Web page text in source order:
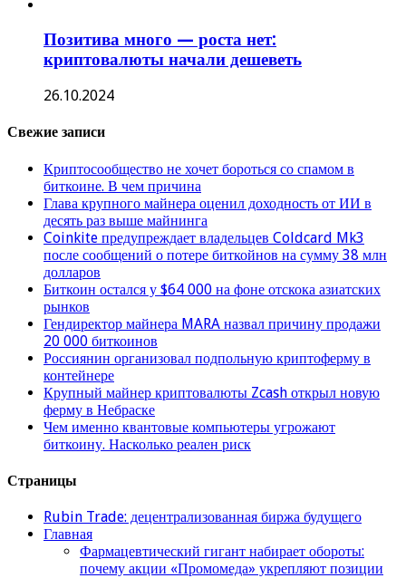
Позитива много — роста нет:
криптовалюты начали дешеветь
26.10.2024
Свежие записи
Криптосообщество не хочет бороться со спамом в
биткоине. В чем причина
Глава крупного майнера оценил доходность от ИИ в
десять раз выше майнинга
Coinkite предупреждает владельцев Coldcard Mk3
после сообщений о потере биткойнов на сумму 38 млн
долларов
Биткоин остался у $64 000 на фоне отскока азиатских
рынков
Гендиректор майнера MARA назвал причину продажи
20 000 биткоинов
Россиянин организовал подпольную криптоферму в
контейнере
Крупный майнер криптовалюты Zcash открыл новую
ферму в Небраске
Чем именно квантовые компьютеры угрожают
биткоину. Насколько реален риск
Страницы
Rubin Trade: децентрализованная биржа будущего
Главная
Фармацевтический гигант набирает обороты:
почему акции «Промомеда» укрепляют позиции